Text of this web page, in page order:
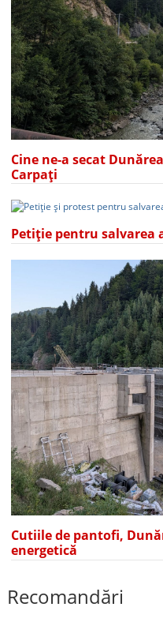
Cine ne-a secat
Carpați
Petiție pentru salvarea
Cutiile de pantofi,
energetică
Recomandări